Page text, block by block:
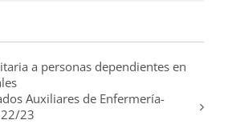
a personas dependientes en
Auxiliares de Enfermería-
23